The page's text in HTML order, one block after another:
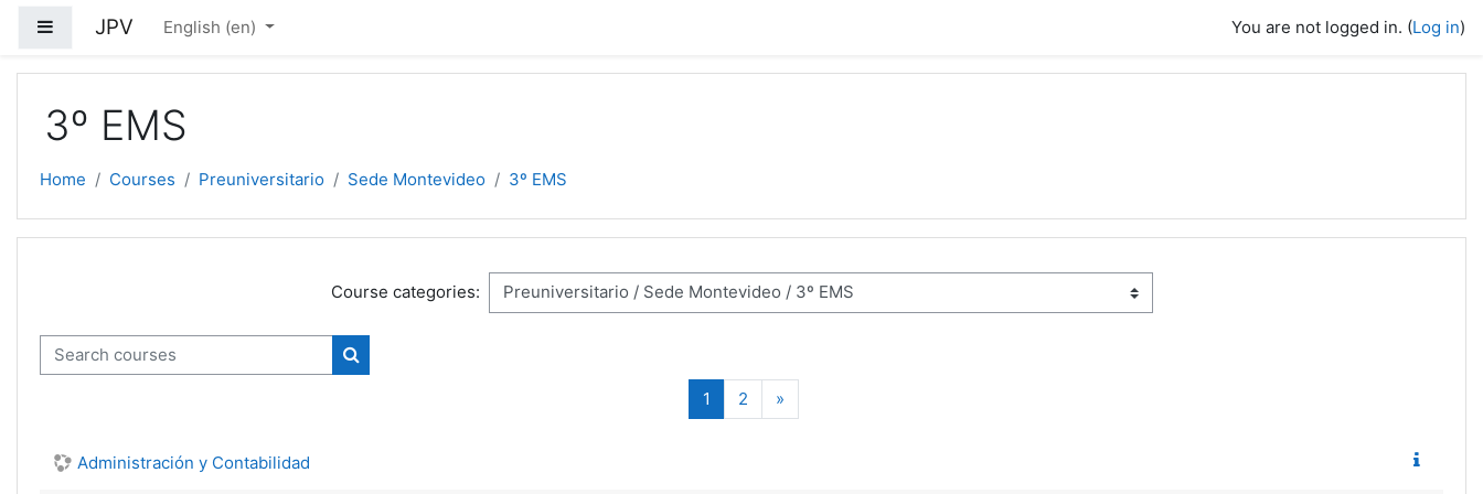
Side panel
JPV English ‎(en)‎ You are not logged in. (Log in)
3º EMS
Home Courses Preuniversitario Sede Montevideo 3º EMS
Course categories:
Search courses
Search courses
1 (current)
2 »Next page
Administración y Contabilidad